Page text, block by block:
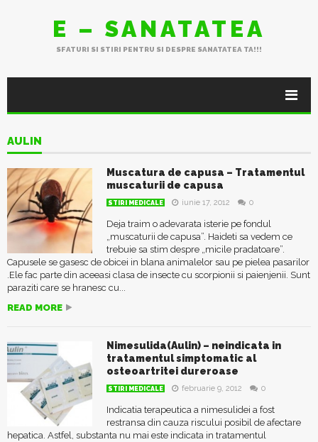
E – SANATATEA
SFATURI SI STIRI PENTRU SI DESPRE SANATATEA TA!!!
AULIN
Muscatura de capusa – Tratamentul
muscaturii de capusa
STIRI MEDICALE iunie 17, 2012 0
Deja traim o adevarata isterie pe fondul
„muscaturii de capusa”. Haideti sa vedem ce
trebuie sa stim despre „micile pradatoare”.
Capusele se gasesc de obicei in blana animalelor sau pe pielea pasarilor
.Ele fac parte din aceeasi clasa de insecte cu scorpionii si paienjenii. Sunt
paraziti care se hranesc cu...
READ MORE
Nimesulida(Aulin) – neindicata in
tratamentul simptomatic al
osteoartritei dureroase
STIRI MEDICALE februarie 9, 2012 0
Indicatia terapeutica a nimesulidei a fost
restransa din cauza riscului posibil de afectare
hepatica. Astfel, substanta nu mai este indicata in tratamentul